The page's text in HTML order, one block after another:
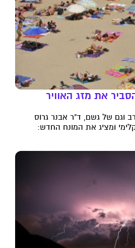
את מזג האוויר
וגם של גשם, ד"ר אבנר גרוס
ומציג את המונח החדש: